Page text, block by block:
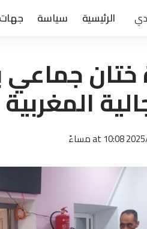
الرئيسية سياسة جهات
ختان